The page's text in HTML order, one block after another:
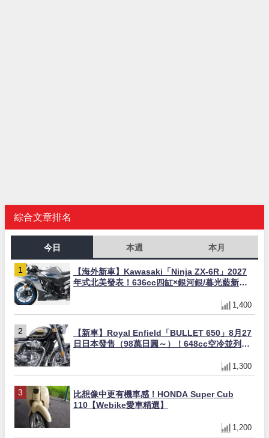
綜合文章排名
今日 本週 本月
【海外新車】Kawasaki「Ninja ZX-6R」2027
年式北美發表！636cc四缸×銀河銀/暮光藍新色
1,400
【新車】Royal Enfield「BULLET 650」8月27
日日本發售（98萬日圓～）！648cc空冷並列雙
1,300
比想像中更有機車感！HONDA Super Cub
110【Webike愛車精選】
1,200